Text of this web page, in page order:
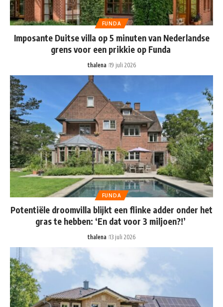
FUNDA
Imposante Duitse villa op 5 minuten van Nederlandse
grens voor een prikkie op Funda
thalena 19 juli 2026
FUNDA
Potentiële droomvilla blijkt een flinke adder onder het
gras te hebben: ‘En dat voor 3 miljoen?!’
thalena 13 juli 2026